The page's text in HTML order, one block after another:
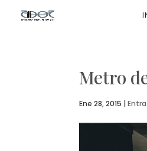
Metro
Ene 28, 2015 |